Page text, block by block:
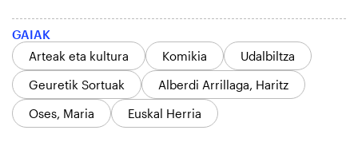
GAIAK
Arteak eta kultura
Komikia
Udalbiltza
Geuretik Sortuak
Alberdi Arrillaga, Haritz
Oses, Maria
Euskal Herria